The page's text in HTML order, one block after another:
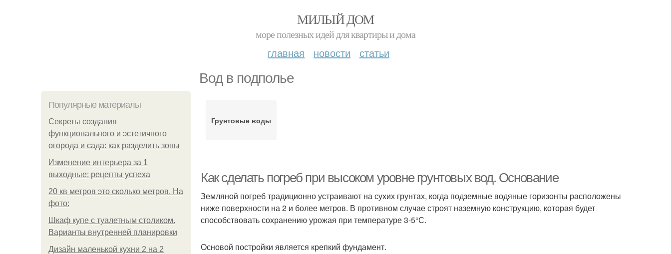
МИЛЫЙ ДОМ
море полезных идей для квартиры и дома
главная новости статьи
Вод в подполье
Популярные материалы
Секреты создания
функционального и эстетичного
огорода и сада: как разделить зоны
Изменение интерьера за 1
выходные: рецепты успеха
20 кв метров это сколько метров. На
фото:
Шкаф купе с туалетным столиком.
Варианты внутренней планировки
Дизайн маленькой кухни 2 на 2
Грунтовые воды
Как сделать погреб при высоком уровне грунтовых вод. Основание
Земляной погреб традиционно устраивают на сухих грунтах, когда подземные водяные горизонты расположены
ниже поверхности на 2 и более метров. В противном случае строят наземную конструкцию, которая будет
способствовать сохранению урожая при температуре 3-5°С.
Основой постройки является крепкий фундамент.